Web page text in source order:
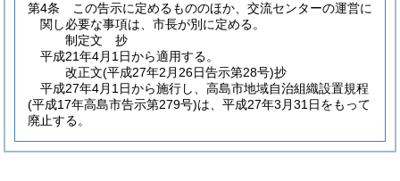
第4条
この告示に定めるもののほか、交流センターの運営に
関し必要な事項は、市長が別に定める。
制定文 抄
平成21年4月1日から適用する。
改正文(平成27年2月26日告示第28号)抄
平成27年4月1日から施行し、高島市地域自治組織設置規程
(平成17年高島市告示第279号)は、平成27年3月31日をもって
廃止する。